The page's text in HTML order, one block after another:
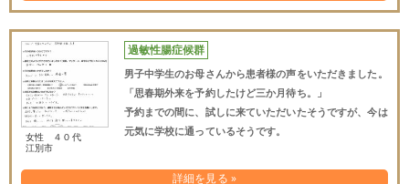
女性 ４０代
江別市
過敏性腸症候群
男子中学生のお母さんから患者様の声をいただきました。
「思春期外来を予約したけど三か月待ち。」
予約までの間に、試しに来ていただいたそうですが、今は
元気に学校に通っているそうです。
詳細を見る »